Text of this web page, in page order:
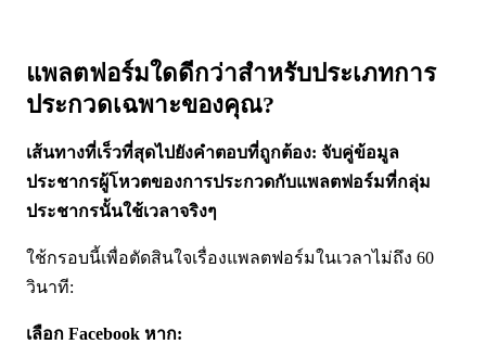
แพลตฟอร์มใดดีกว่าสำหรับประเภทการ
ประกวดเฉพาะของคุณ?
เส้นทางที่เร็วที่สุดไปยังคำตอบที่ถูกต้อง: จับคู่ข้อมูล
ประชากรผู้โหวตของการประกวดกับแพลตฟอร์มที่กลุ่ม
ประชากรนั้นใช้เวลาจริงๆ
ใช้กรอบนี้เพื่อตัดสินใจเรื่องแพลตฟอร์มในเวลาไม่ถึง 60
วินาที:
เลือก Facebook หาก: